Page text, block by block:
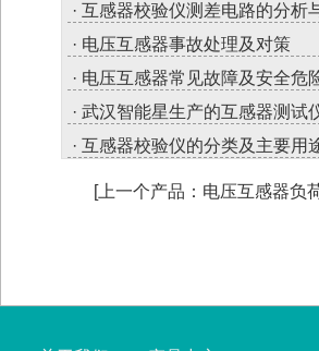
· 互感器校验仪测差电路的分析
· 电压互感器事故处理及对策
· 电压互感器常见故障及安全危
· 武汉智能星生产的互感器测试
· 互感器校验仪的分类及主要用
[上一个产品：电压互感器负